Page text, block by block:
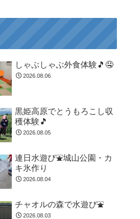
しゃぶしゃぶ外食体験🎵🤤
2026.08.06
黒姫高原でとうもろこし収
穫体験🎵
2026.08.05
連日水遊び⛲城山公園・カ
キ氷作り
2026.08.04
チャオルの森で水遊び⛲
2026.08.03